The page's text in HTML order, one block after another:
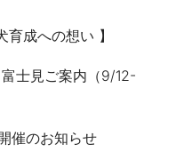
育成への想い 】
士見ご案内（9/12-
催のお知らせ